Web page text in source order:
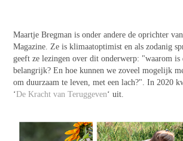
Maartje Bregman is onder andere de oprichter
Magazine. Ze is klimaatoptimist en als zodanig
geeft ze lezingen over dit onderwerp: "waarom is
belangrijk? En hoe kunnen we zoveel mogelijk
om duurzaam te leven, met een lach?". In 2020
‘De Kracht van Teruggeven‘ uit.